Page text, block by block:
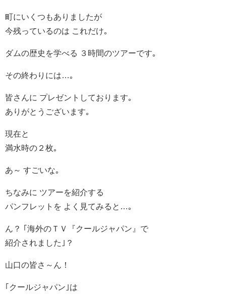
町にいくつもありましたが
今残っているのは これだけ｡
ダムの歴史を学べる ３時間のツアーです｡
その終わりには…｡
皆さんに プレゼントしております｡
ありがとうございます｡
現在と
満水時の２枚｡
あ～ すごいな｡
ちなみに ツアーを紹介する
パンフレットを よく見てみると…｡
ん？ ｢海外のＴＶ『クールジャパン』で
紹介されました｣？
山口の皆さ～ん！
｢クールジャパン｣は